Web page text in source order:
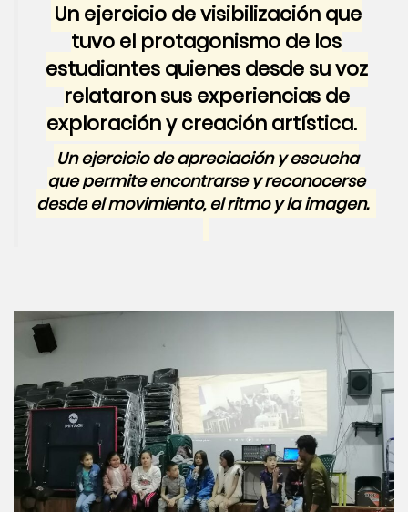
Un ejercicio de visibilización que
tuvo el protagonismo de los
estudiantes quienes desde su voz
relataron sus experiencias de
exploración y creación artística.
Un ejercicio de apreciación y escucha
que permite encontrarse y reconocerse
desde el movimiento, el ritmo y la imagen.